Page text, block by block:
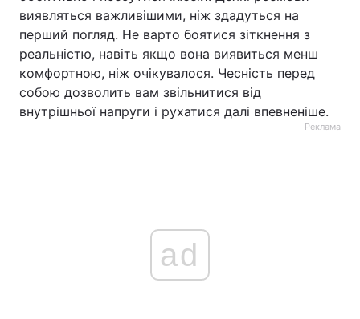
виявляться важливішими, ніж здадуться на
перший погляд. Не варто боятися зіткнення з
реальністю, навіть якщо вона виявиться менш
комфортною, ніж очікувалося. Чесність перед
собою дозволить вам звільнитися від
внутрішньої напруги і рухатися далі впевненіше.
Реклама
ad